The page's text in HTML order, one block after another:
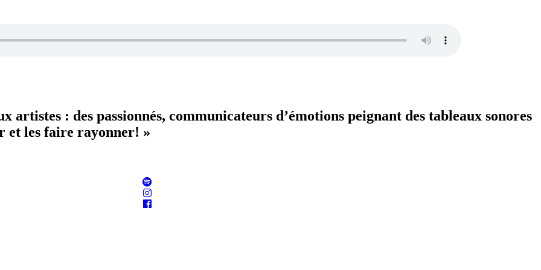
artistes : des passionnés, communicateurs d’émotions peignant des tableaux sonores
et les faire rayonner! »